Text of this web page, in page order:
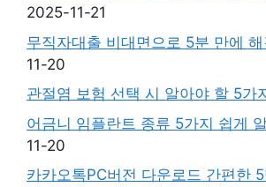
2025-11-21
무직자대출 비대면으로 5분 만에 해
11-20
관절염 보험 선택 시 알아야 할 5가
어금니 임플란트 종류 5가지 쉽게
11-20
카카오톡PC버전 다운로드 간편한 5